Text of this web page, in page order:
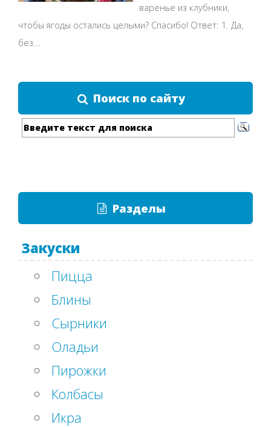
варенье из клубники,
чтобы ягоды остались целыми? Спасибо! Ответ: 1. Да,
без...
Поиск по сайту
Разделы
Закуски
Пицца
Блины
Сырники
Оладьи
Пирожки
Колбасы
Икра